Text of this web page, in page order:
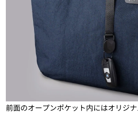
前面のオープンポケット内にはオリジ